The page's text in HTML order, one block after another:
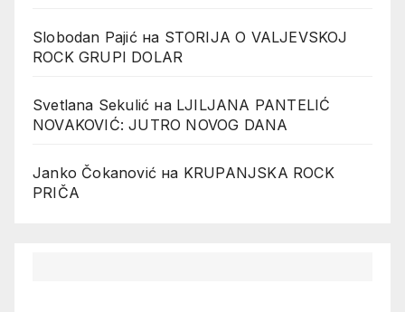
Slobodan Pajićна STORIJA O VALJEVSKOJ
ROCK GRUPI DOLAR
Svetlana Sekulić на LJILJANA PANTELIĆ
NOVAKOVIĆ: JUTRO NOVOG DANA
Janko Čokanović на KRUPANJSKA ROCK
PRIČA